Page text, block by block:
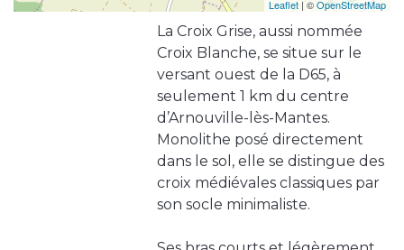
Leaflet | ©OpenStreetMap
La Croix Grise, aussi nommée
Croix Blanche, se situe sur le
versant ouest de la D65, à
seulement 1 km du centre
d’Arnouville-lès-Mantes.
Monolithe posé directement
dans le sol, elle se distingue des
croix médiévales classiques par
son socle minimaliste.